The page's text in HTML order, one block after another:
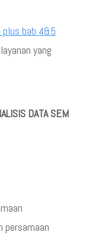
bab 4&5
yang
DATA SEM
persamaan